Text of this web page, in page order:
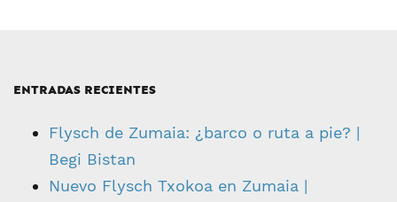
ENTRADAS RECIENTES
Flysch de Zumaia: ¿barco o ruta a pie? |
Begi Bistan
Nuevo Flysch Txokoa en Zumaia |